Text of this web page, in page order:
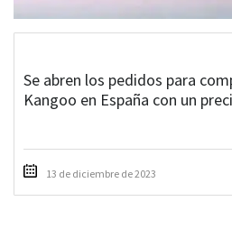
Se abren los pedidos para
Kangoo en España con un
13 de diciembre de 2023